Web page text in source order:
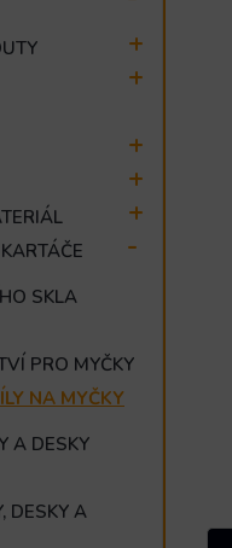
SKLA
PRO MYČKY
NA MYČKY
A DESKY
DESKY A